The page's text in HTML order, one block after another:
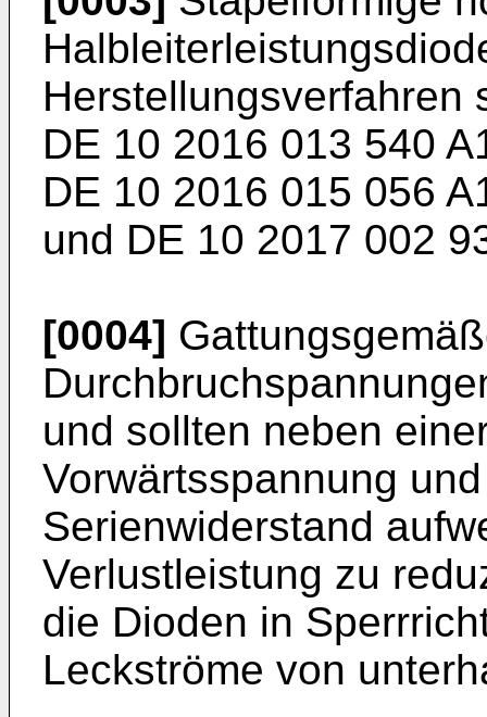
Herstellungsverfahren
DE 10 2016 013 540
DE 10 2016 015 056
und DE 10 2017 002
[0004]
und sollten neben
Vorwärtsspannung
Serienwiderstand
Verlustleistung zu
die Dioden in
Leckströme von